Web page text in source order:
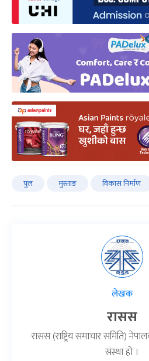
पुल मुस्ताङ विकास निर्माण
लेखक
रासस
रासस (राष्ट्रिय समाचार समिति)
संस्था हो ।